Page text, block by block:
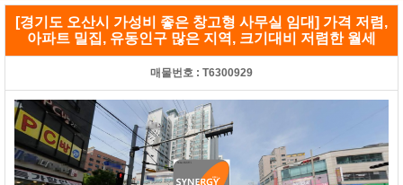
[경기도 오산시 가성비 좋은 창고형 사무실 임대] 가격 저렴,
아파트 밀집, 유동인구 많은 지역, 크기대비 저렴한 월세
매물번호 : T6300929